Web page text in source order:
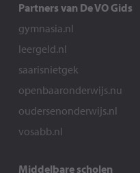
Partners van De VO Gids
gymnasia.nl
leergeld.nl
saarisnietgek
openbaaronderwijs.nu
oudersenonderwijs.nl
vosabb.nl
Middelbare scholen